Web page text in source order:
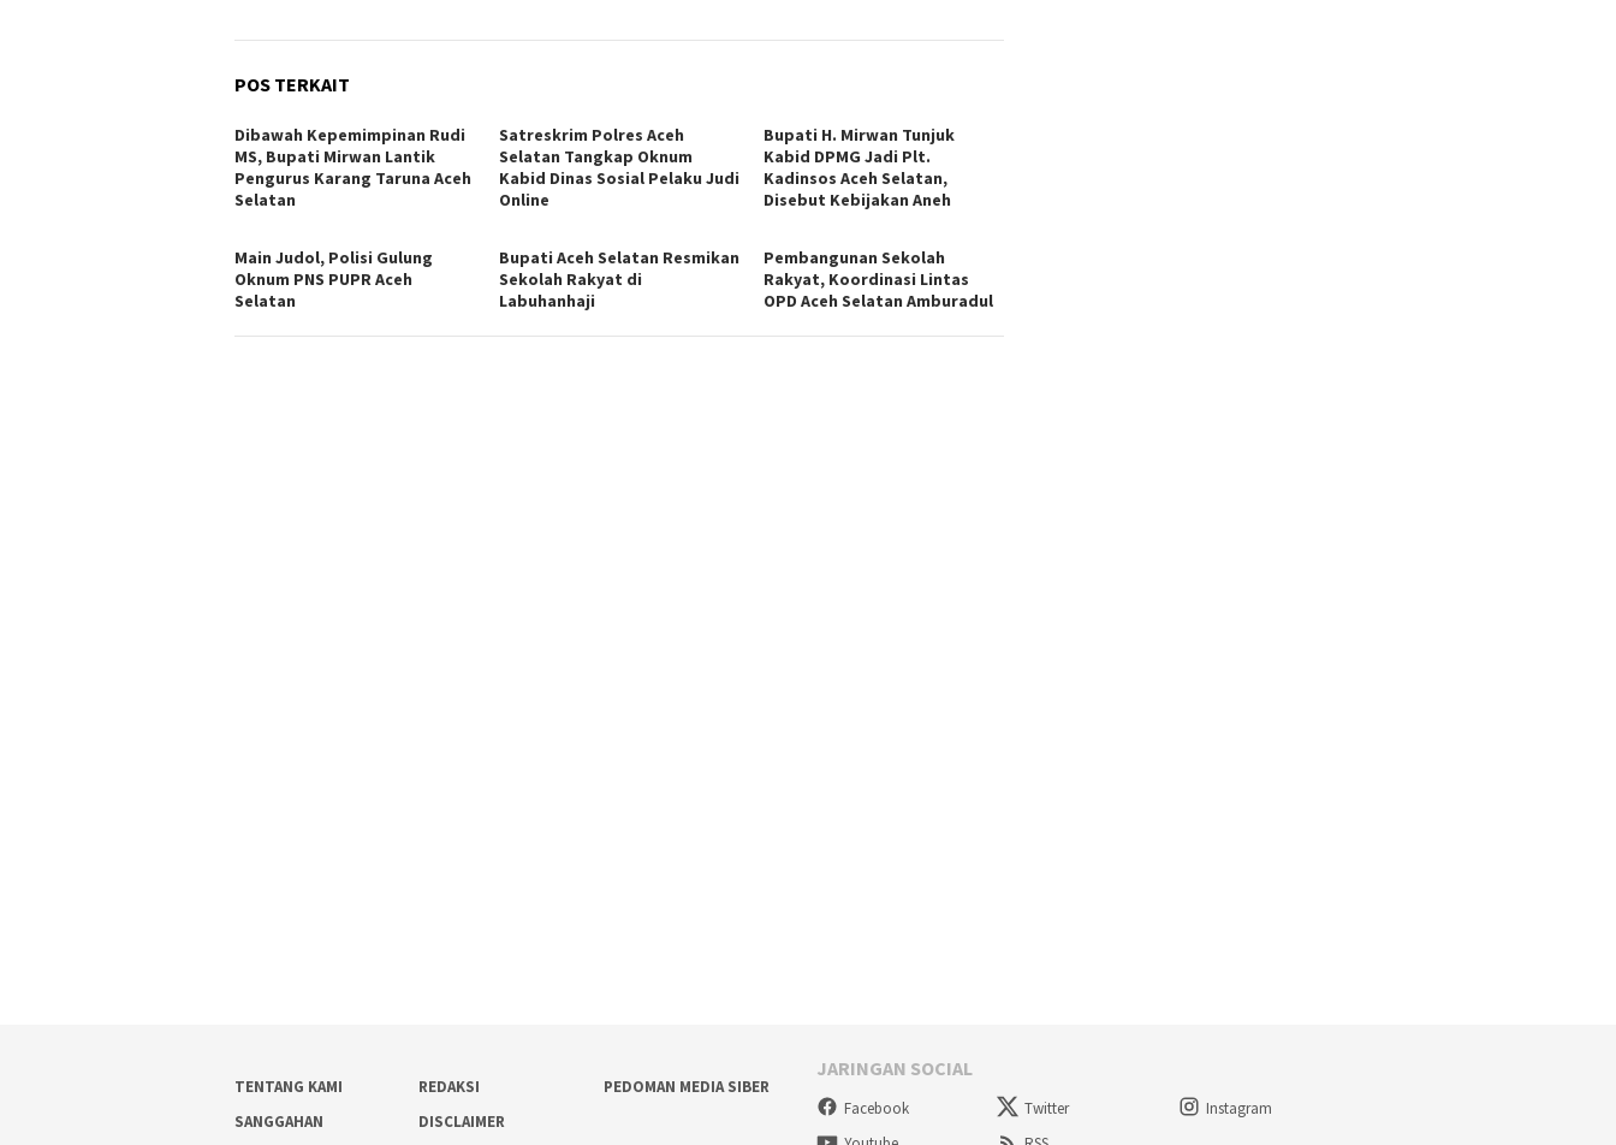
POS TERKAIT
Dibawah Kepemimpinan Rudi
MS, Bupati Mirwan Lantik
Pengurus Karang Taruna Aceh
Selatan
Satreskrim Polres Aceh
Selatan Tangkap Oknum
Kabid Dinas Sosial Pelaku Judi
Online
Bupati H. Mirwan Tunjuk
Kabid DPMG Jadi Plt.
Kadinsos Aceh Selatan,
Disebut Kebijakan Aneh
Main Judol, Polisi Gulung
Oknum PNS PUPR Aceh
Selatan
Bupati Aceh Selatan Resmikan
Sekolah Rakyat di
Labuhanhaji
Pembangunan Sekolah
Rakyat, Koordinasi Lintas
OPD Aceh Selatan Amburadul
TENTANG KAMI REDAKSI
PEDOMAN MEDIA SIBER
SANGGAHAN
DISCLAIMER
JARINGAN SOCIAL
Facebook Twitter
Instagram